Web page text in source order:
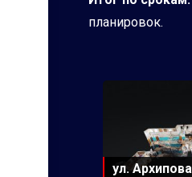
планировок.
ул. Архипова